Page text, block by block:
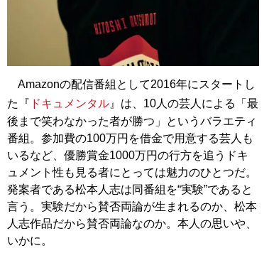
Amazonの配信番組として2016年にスタートし
た『 ドキュメンタル 』は、10人の芸人による「最
後まで笑わなかった者が勝つ」というバラエティ
番組。参加費の100万円を借金で用意する芸人も
いるなど、優勝賞金1000万円の行方を追うドキ
ュメント性も見る者にとっては魅力のひとつだ。
発案者である松本人志は同番組を“実験”であると
言う。実験だから賛否両論が生まれるのか、松本
人志作品だから賛否両論なのか。本人の思いや、
いかに。